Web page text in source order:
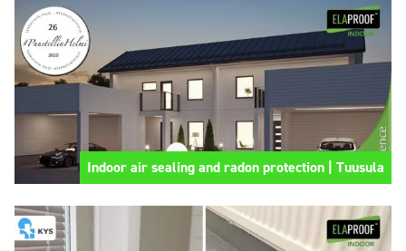
Indoor air sealing and radon protection | Tuusula